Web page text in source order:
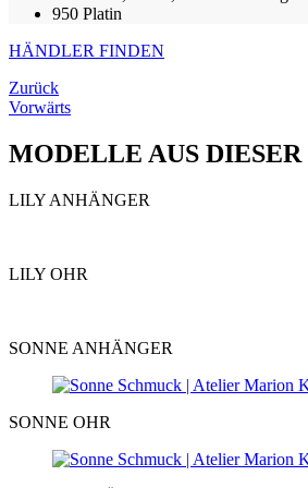
950 Platin
HÄNDLER FINDEN
Zurück
Vorwärts
MODELLE AUS
LILY ANHÄNGER
LILY OHR
SONNE ANHÄNGER
SONNE OHR